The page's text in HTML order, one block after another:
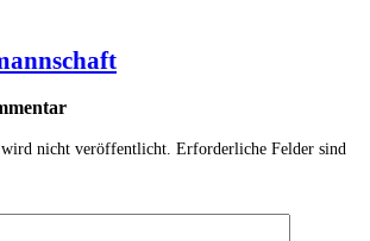
nicht veröffentlicht. Erforderliche Felder sind